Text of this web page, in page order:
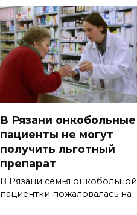
В Рязани онкобольные
пациенты не могут
получить льготный
препарат
В Рязани семья онкобольной
пациентки пожаловалась на